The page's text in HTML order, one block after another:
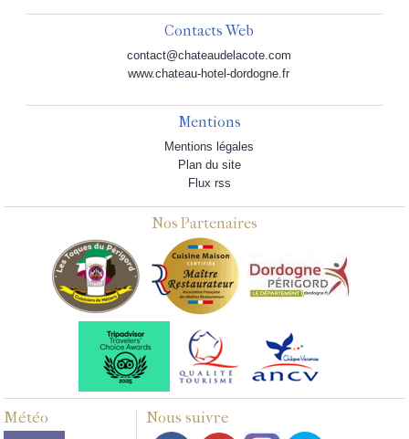
Contacts Web
contact@chateaudelacote.com
www.chateau-hotel-dordogne.fr
Mentions
Mentions légales
Plan du site
Flux rss
Nos Partenaires
Météo Nous suivre